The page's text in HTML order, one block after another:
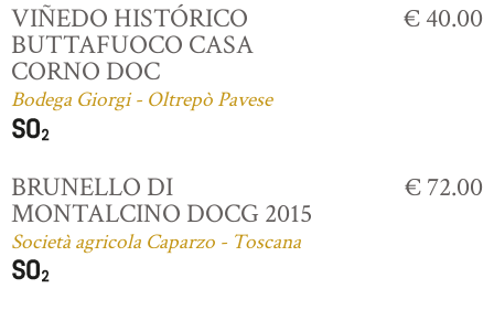
VIÑEDO HISTÓRICO
BUTTAFUOCO CASA
CORNO DOC
Bodega Giorgi - Oltrepò Pavese
€ 40.00
BRUNELLO DI
MONTALCINO DOCG 2015
Società agricola Caparzo - Toscana
€ 72.00